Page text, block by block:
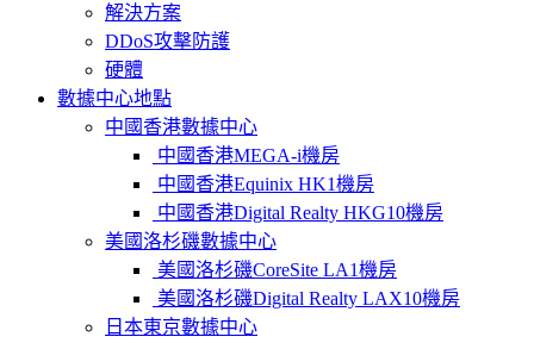
解決方案
DDoS攻擊防護
硬體
數據中心地點
中國香港數據中心
中國香港MEGA-i機房
中國香港Equinix HK1機房
中國香港Digital Realty HKG10機房
美國洛杉磯數據中心
美國洛杉磯CoreSite LA1機房
美國洛杉磯Digital Realty LAX10機房
日本東京數據中心